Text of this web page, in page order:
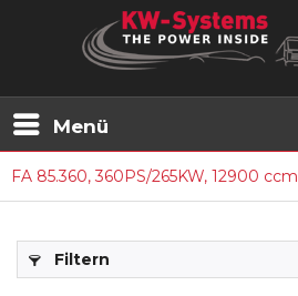
Menü
FA 85.360, 360PS/265KW, 12900 ccm
Filtern